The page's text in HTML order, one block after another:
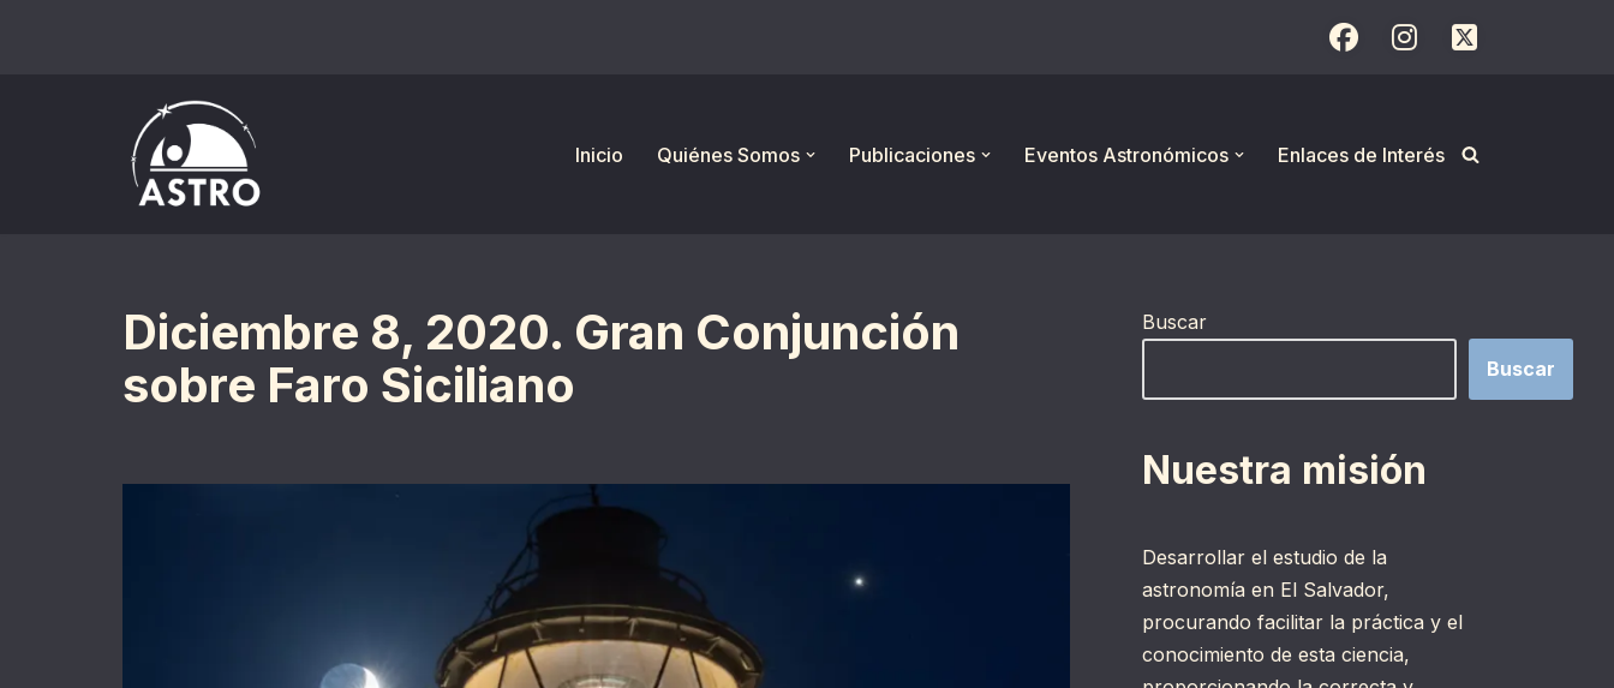
Inicio
Quiénes Somos Publicaciones Eventos Astronómicos Enlaces de Interés
Diciembre 8, 2020. Gran Conjunción
sobre Faro Siciliano
Buscar
Buscar
Nuestra misión
Desarrollar el estudio de la
astronomía en El Salvador,
procurando facilitar la práctica y el
conocimiento de esta ciencia,